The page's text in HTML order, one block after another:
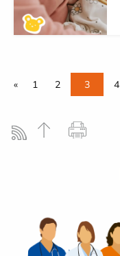
« 1 2 3 4